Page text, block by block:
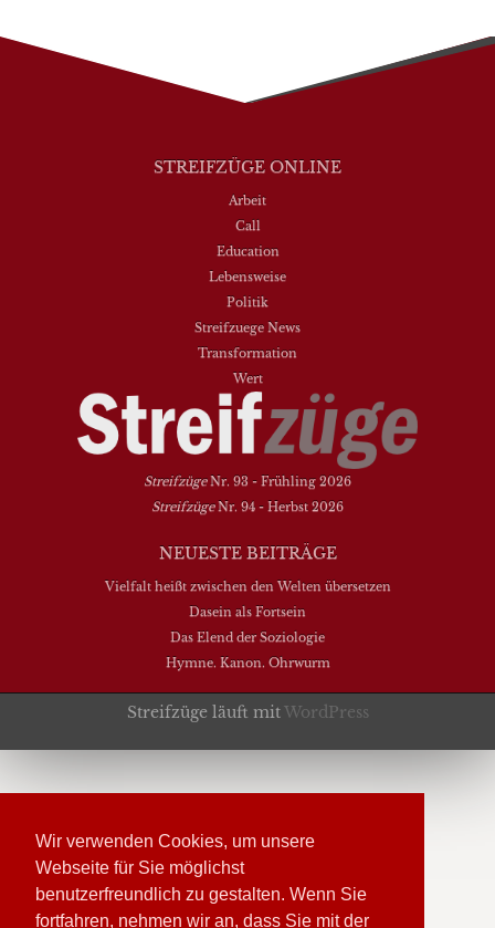
Wir verwenden Cookies, um unsere
Webseite für Sie möglichst
benutzerfreundlich zu gestalten. Wenn Sie
fortfahren, nehmen wir an, dass Sie mit der
STREIFZÜGE ONLINE
Arbeit
Call
Education
Lebensweise
Politik
Streifzuege News
Transformation
Wert
StreifzügeNr. 93 - Frühling 2026
StreifzügeNr. 94 - Herbst 2026
NEUESTE BEITRÄGE
Vielfalt heißt zwischen den Welten übersetzen
Dasein als Fortsein
Das Elend der Soziologie
Hymne. Kanon. Ohrwurm
Streifzüge läuft mitWordPress